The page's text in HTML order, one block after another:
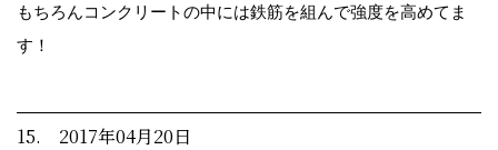
もちろんコンクリートの中には鉄筋を組んで強度を高めてま
す！
15. 2017年04月20日